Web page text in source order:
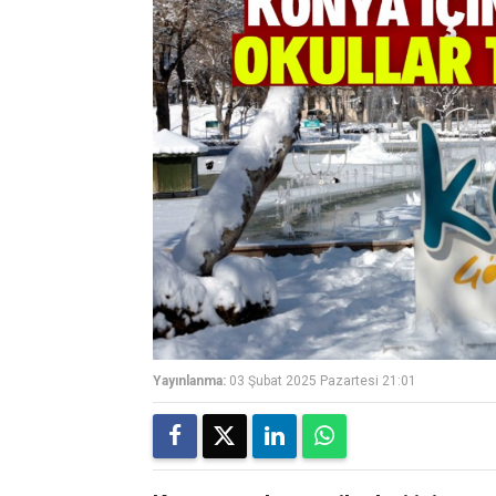
Yayınlanma: 03 Şubat 2025 Pazartesi 21:01